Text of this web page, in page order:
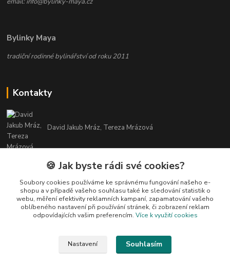
Bylinky Maya
tradiční rodinné bylinářství od roku 2011
Kontakty
David Jakub Mráz, Tereza Mrázová
info@bylinky-maya.cz
🍪 Jak byste rádi své cookies?
Soubory cookies používáme ke správnému fungování našeho e-
shopu a v případě vašeho souhlasu také ke sledování statistik o
webu, měření efektivity reklamních kampaní, zapamatování vašeho
oblíbeného nastavení při používání stránek, či zobrazení reklam
odpovídajících vašim preferencím. Více k využití cookies
Nastavení Souhlasím